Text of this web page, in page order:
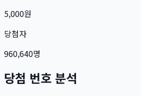
5,000원
당첨자
960,640명
당첨 번호 분석